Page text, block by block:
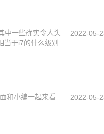
中一些确实令人头
当于i7的什么级别
2022-05-
和小编一起来看
2022-05-